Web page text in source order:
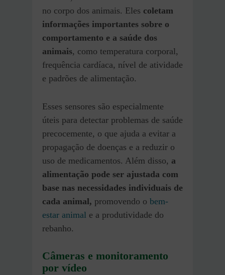
no corpo dos animais. Eles coletam
informações importantes sobre o
comportamento e a saúde dos
animais, como temperatura corporal,
frequência cardíaca, nível de atividade
e padrões de alimentação.
Esses sensores são especialmente
úteis para detectar problemas de saúde
precocemente, o que ajuda a evitar a
propagação de doenças e a reduzir o
uso de medicamentos. Além disso, a
alimentação pode ser ajustada com
base nas necessidades individuais de
cada animal, promovendo o bem-
estar animal e a produtividade do
rebanho.
Câmeras e monitoramento
por vídeo